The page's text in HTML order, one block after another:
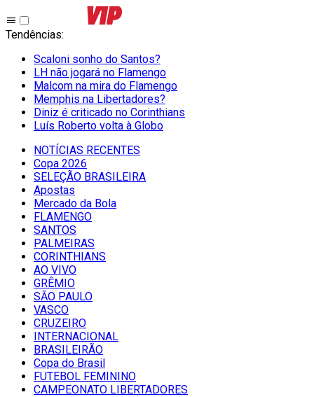
Tendências:
Scaloni sonho do Santos?
LH não jogará no Flamengo
Malcom na mira do Flamengo
Memphis na Libertadores?
Diniz é criticado no Corinthians
Luís Roberto volta à Globo
NOTÍCIAS RECENTES
Copa 2026
SELEÇÃO BRASILEIRA
Apostas
Mercado da Bola
FLAMENGO
SANTOS
PALMEIRAS
CORINTHIANS
AO VIVO
GRÊMIO
SĀO PAULO
VASCO
CRUZEIRO
INTERNACIONAL
BRASILEIRÃO
Copa do Brasil
FUTEBOL FEMININO
CAMPEONATO LIBERTADORES